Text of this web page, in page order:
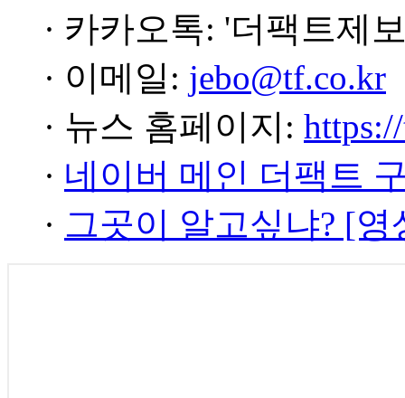
· 카카오톡: '더팩트제
· 이메일: jebo@tf.co.kr
· 뉴스 홈페이지:
· 네이버 메인 더팩트
· 그곳이 알고싶냐? [